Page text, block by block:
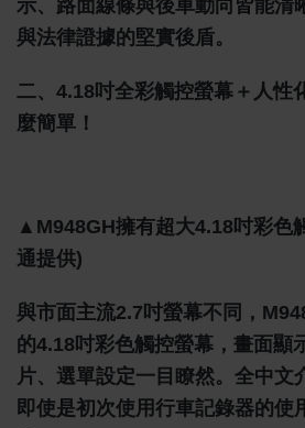
示、路面線條與後車動向皆能清
與法律證據的堅實後盾。
二、4.18吋全彩觸控螢幕＋人性
麼簡單！
▲M948GH擁有超大4.18吋彩色
通提供)
與市面主流2.7吋螢幕不同，
的4.18吋彩色觸控螢幕，畫面顯
片、選單設定一目瞭然。全中文
即使是初次使用行車記錄器的使